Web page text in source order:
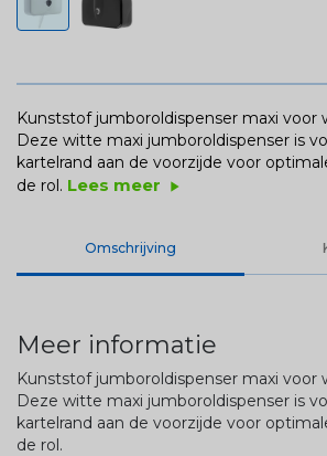
Kunststof jumboroldispenser maxi voor
Deze witte maxi jumboroldispenser is
kartelrand aan de voorzijde voor
de rol. Lees meer play_arrow
Omschrijving
Meer informatie
Kunststof jumboroldispenser maxi voor
Deze witte maxi jumboroldispenser is
kartelrand aan de voorzijde voor
de rol.